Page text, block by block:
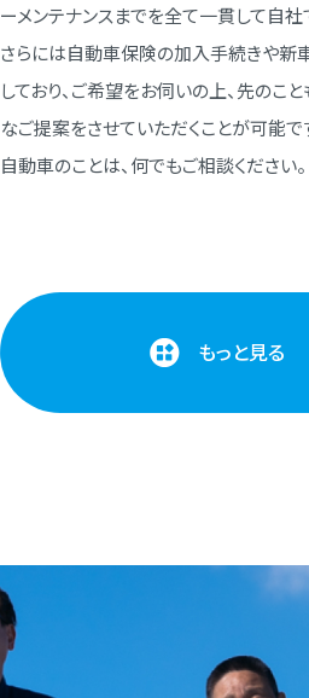
ーメンテナンスまでを全て⼀貫して⾃社
さらには⾃動⾞保険の加⼊⼿続きや新
しており、ご希望をお伺いの上、先のこ
なご提案をさせていただくことが可能で
⾃動⾞のことは、何でもご相談ください。
もっと見る